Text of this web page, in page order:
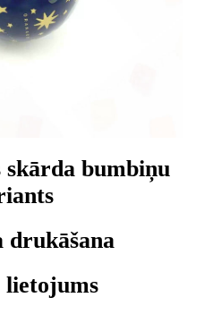
skārda bumbiņu
drukāšana
lietojums